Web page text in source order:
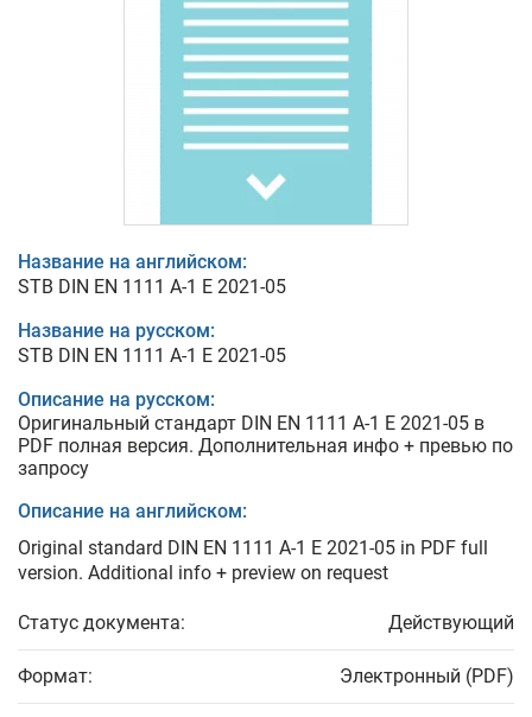
Название на английском:
STB DIN EN 1111 A-1 E 2021-05
Название на русском:
STB DIN EN 1111 A-1 E 2021-05
Описание на русском:
Оригинальный стандарт DIN EN 1111 A-1 E 2021-05 в
PDF полная версия. Дополнительная инфо + превью по
запросу
Описание на английском:
Original standard DIN EN 1111 A-1 E 2021-05 in PDF full
version. Additional info + preview on request
Статус документа: Действующий
Формат: Электронный (PDF)